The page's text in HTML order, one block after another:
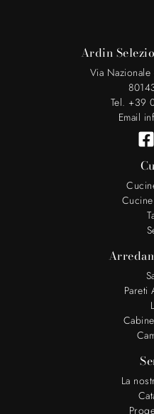
Ardin
Via
Tel. +39
Email
Pareti
La